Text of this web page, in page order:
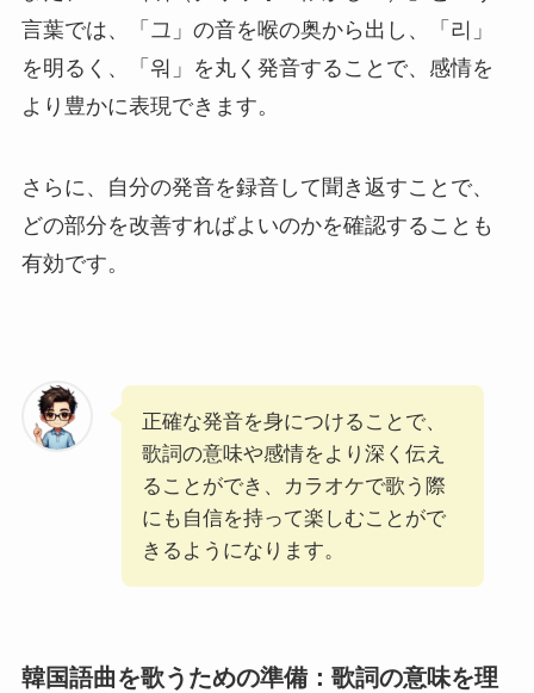
言葉では、「그」の音を喉の奥から出し、「리」
を明るく、「워」を丸く発音することで、感情を
より豊かに表現できます。
さらに、自分の発音を録音して聞き返すことで、
どの部分を改善すればよいのかを確認することも
有効です。
正確な発音を身につけることで、
歌詞の意味や感情をより深く伝え
ることができ、カラオケで歌う際
にも自信を持って楽しむことがで
きるようになります。
韓国語曲を歌うための準備：歌詞の意味を理